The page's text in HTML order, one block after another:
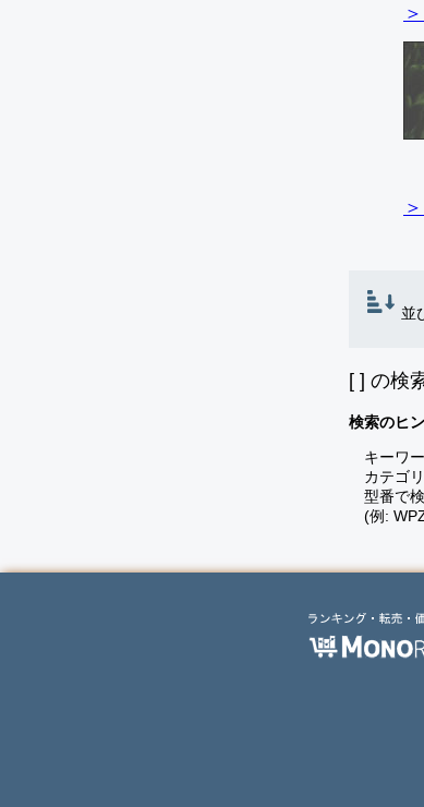
並
[ ] の検
検索のヒ
キーワ
カテゴ
型番で
(例: